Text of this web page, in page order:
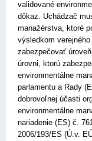
validované
dôkaz. Uchádzač
manažérstva, ktoré
výsledkom
zabezpečovať
úrovni, ktorú
environmentálne
parlamentu a Rady
dobrovoľnej účasti
environmentálne
nariadenie (ES) č.
2006/193/ES (Ú.v.